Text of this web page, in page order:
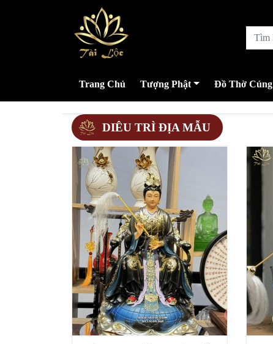
Trang Chủ Tượng Phật Đồ Thờ Cúng
DIÊU TRÌ ĐỊA MẪU